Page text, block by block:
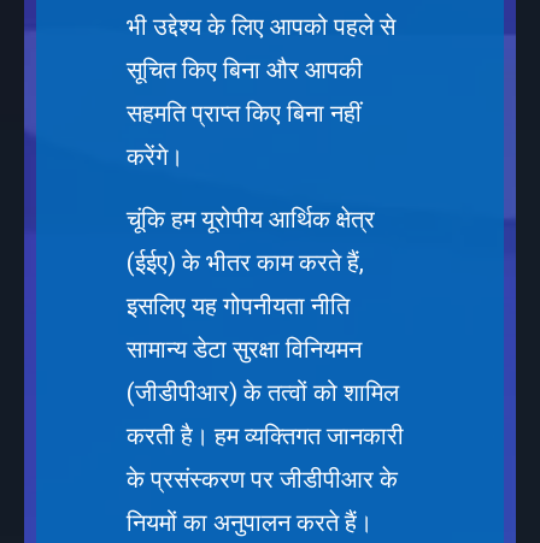
भी उद्देश्य के लिए आपको पहले से
सूचित किए बिना और आपकी
सहमति प्राप्त किए बिना नहीं
करेंगे।
चूंकि हम यूरोपीय आर्थिक क्षेत्र
(ईईए) के भीतर काम करते हैं,
इसलिए यह गोपनीयता नीति
सामान्य डेटा सुरक्षा विनियमन
(जीडीपीआर) के तत्वों को शामिल
करती है। हम व्यक्तिगत जानकारी
के प्रसंस्करण पर जीडीपीआर के
नियमों का अनुपालन करते हैं।